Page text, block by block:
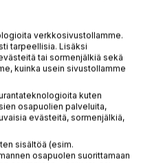
verkkosivustollamme.
tarpeellisia. Lisäksi
tai sormenjälkiä sekä
kuinka usein sivustollamme
kuten
osapuolien palveluita,
evästeitä, sormenjälkiä,
sisältöä (esim.
osapuolen suorittamaan